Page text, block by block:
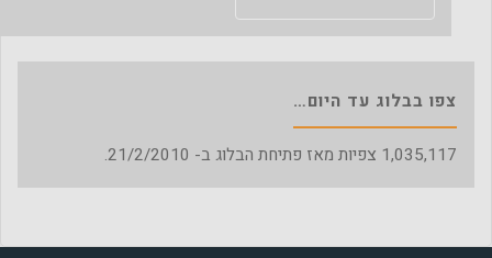
צפו בבלוג עד היום…
1,035,117 צפיות מאז פתיחת הבלוג ב- 21/2/2010.